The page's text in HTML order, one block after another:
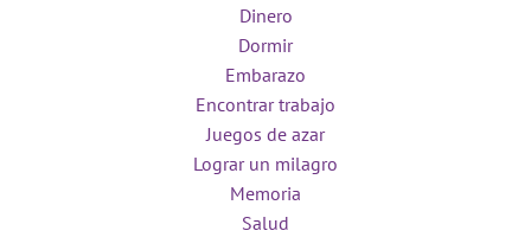
Dinero
Dormir
Embarazo
Encontrar trabajo
Juegos de azar
Lograr un milagro
Memoria
Salud